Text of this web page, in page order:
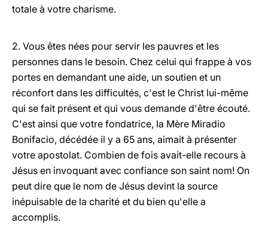
totale à votre charisme.
2. Vous êtes nées pour servir les pauvres et les
personnes dans le besoin. Chez celui qui frappe à vos
portes en demandant une aide, un soutien et un
réconfort dans les difficultés, c'est le Christ lui-même
qui se fait présent et qui vous demande d'être écouté.
C'est ainsi que votre fondatrice, la Mère Miradio
Bonifacio, décédée il y a 65 ans, aimait à présenter
votre apostolat. Combien de fois avait-elle recours à
Jésus en invoquant avec confiance son saint nom! On
peut dire que le nom de Jésus devint la source
inépuisable de la charité et du bien qu'elle a
accomplis.